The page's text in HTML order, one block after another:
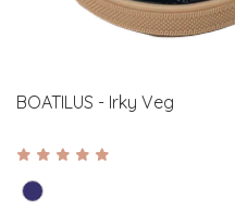
BOATILUS - Irky Veg